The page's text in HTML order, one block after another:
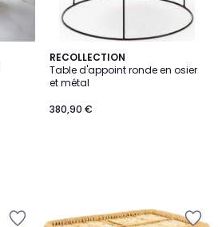
RECOLLECTION
Table d'appoint ronde en osier
et métal
380,90 €